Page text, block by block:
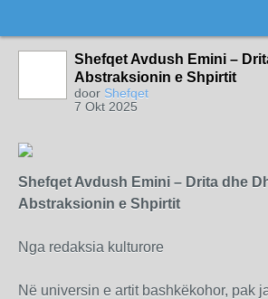
Shefqet Avdush Emini –
Abstraksionin e Shpirtit
door Shefqet
7 Okt 2025
Shefqet Avdush Emini – Drita dhe
Abstraksionin e Shpirtit
Nga redaksia kulturore
Në universin e artit bashkëkohor, pak